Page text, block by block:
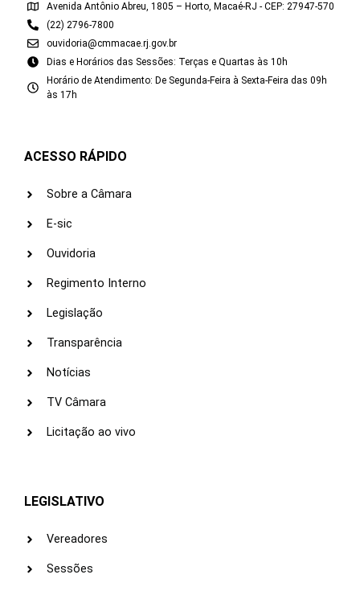
Avenida Antônio Abreu, 1805 – Horto, Macaé-RJ - CEP: 27947-570
(22) 2796-7800
ouvidoria@cmmacae.rj.gov.br
Dias e Horários das Sessões: Terças e Quartas às 10h
Horário de Atendimento: De Segunda-Feira à Sexta-Feira das 09h
às 17h
ACESSO RÁPIDO
Sobre a Câmara
E-sic
Ouvidoria
Regimento Interno
Legislação
Transparência
Notícias
TV Câmara
Licitação ao vivo
LEGISLATIVO
Vereadores
Sessões